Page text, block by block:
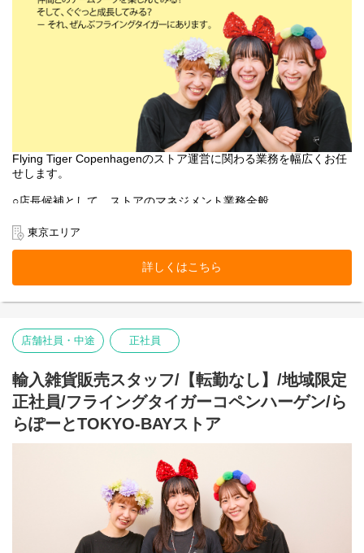
Flying Tiger Copenhagenのストア運営に関わる業務を幅広くお任
せします。
○店長候補として、ストアのマネジメント業務全般
○採用/教育全般
○ストア業務管理
-品出し
-ディスプレイ
-在庫管理・発注・検品
フライング タイガー コペンハーゲンの店内は、カテゴリー別にい
くつかのエリアに分かれています。
各エリアの責任者がカテゴリーマネージャーと呼ばれる社員で
す。
入社後は、まずカテゴリーマネージャーを目指していただきま
本店所在地及び本社・営業本部：
Zebra Japan株式会社（東京都渋谷区神宮前2-22-16）
東京エリア
詳しくはこちら
店舗社員・中途 正社員
輸入雑貨販売スタッフ/【転勤なし】/地域限定
正社員/フライングタイガーコペンハーゲン/ら
らぽーとTOKYO-BAYストア